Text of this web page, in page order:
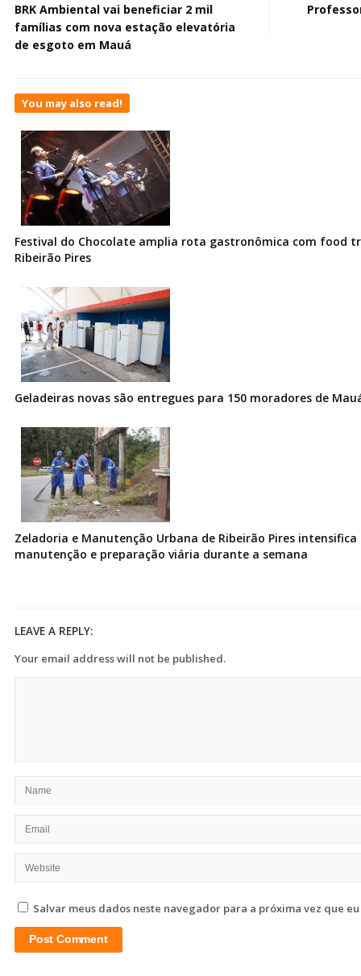
BRK Ambiental vai beneficiar 2 mil
famílias com nova estação elevatória
de esgoto em Mauá
You may also read!
Festival do Chocolate amplia rota gastronômica com food
Ribeirão Pires
Geladeiras novas são entregues para 150 moradores de
Zeladoria e Manutenção Urbana de Ribeirão Pires intensifica
manutenção e preparação viária durante a semana
LEAVE A REPLY:
Your email address will not be published.
Salvar meus dados neste navegador para a próxima vez que